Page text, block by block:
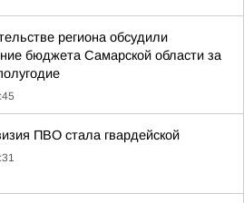
региона обсудили
бюджета Самарской области за
ПВО стала гвардейской